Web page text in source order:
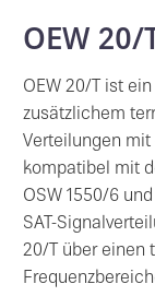
OEW 20/T
OEW 20/T ist
zusätzlichem
Verteilungen
kompatibel mit
OSW 1550/6
SAT-
20/T über einen